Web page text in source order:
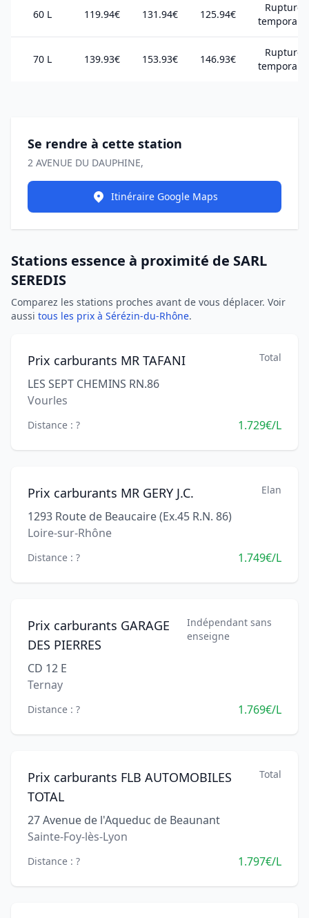
60 L 119.94€ 131.94€ 125.94€
Rupture
temporaire
70 L 139.93€ 153.93€ 146.93€
Rupture
temporaire
Se rendre à cette station
2 AVENUE DU DAUPHINE,
Itinéraire Google Maps
Stations essence à proximité de SARL
SEREDIS
Comparez les stations proches avant de vous déplacer. Voir
aussi tous les prix à Sérézin-du-Rhône.
Prix carburants MR TAFANI Total
LES SEPT CHEMINS RN.86
Vourles
Distance : ? 1.729€/L
Prix carburants MR GERY J.C. Elan
1293 Route de Beaucaire (Ex.45 R.N. 86)
Loire-sur-Rhône
Distance : ? 1.749€/L
Prix carburants GARAGE
DES PIERRES
Indépendant sans
enseigne
CD 12 E
Ternay
Distance : ? 1.769€/L
Prix carburants FLB AUTOMOBILES
TOTAL
Total
27 Avenue de l'Aqueduc de Beaunant
Sainte-Foy-lès-Lyon
Distance : ? 1.797€/L